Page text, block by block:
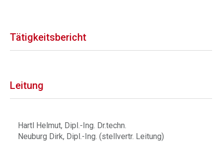
Tätigkeitsbericht
Leitung
Hartl Helmut, Dipl.-Ing. Dr.techn.
Neuburg Dirk, Dipl.-Ing. (stellvertr. Leitung)